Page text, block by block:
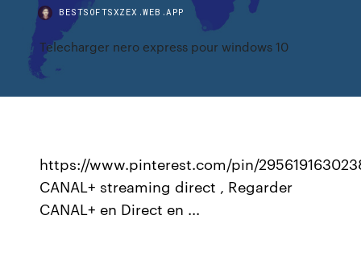
BESTSOFTSXZEX.WEB.APP
Telecharger nero express pour windows 10
https://www.pinterest.com/pin/
CANAL+ streaming direct , Regarder
CANAL+ en Direct en ...